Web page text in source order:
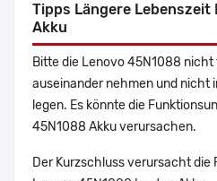
Tipps Längere Lebenszeit
Akku
Bitte die Lenovo 45N1088
auseinander nehmen und nicht
legen. Es könnte die
45N1088 Akku verursachen.
Der Kurzschluss verursacht